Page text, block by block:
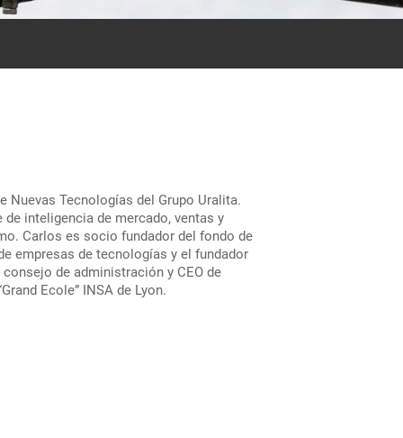
Nuevas Tecnologías del Grupo Uralita.
inteligencia de mercado, ventas y
Carlos es socio fundador del fondo de
empresas de tecnologías y el fundador
de administración y CEO de
Ecole” INSA de Lyon.